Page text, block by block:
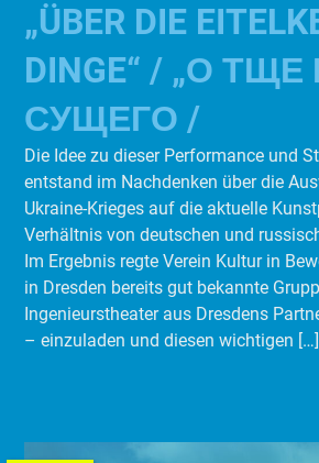
„ÜBER DIE
DINGE“ / „О
СУЩЕГО /
Die Idee zu dieser Performance und
entstand im Nachdenken über die
Ukraine-Krieges auf die aktuelle
Verhältnis von deutschen und
Im Ergebnis regte Verein Kultur in
in Dresden bereits gut bekannte
Ingenieurstheater aus Dresdens
– einzuladen und diesen wichtigen […]